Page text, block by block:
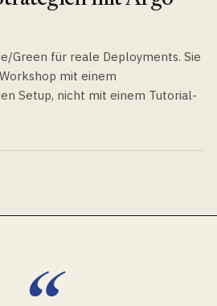
Green für reale Deployments. Sie
mit einem
Setup, nicht mit einem Tutorial-